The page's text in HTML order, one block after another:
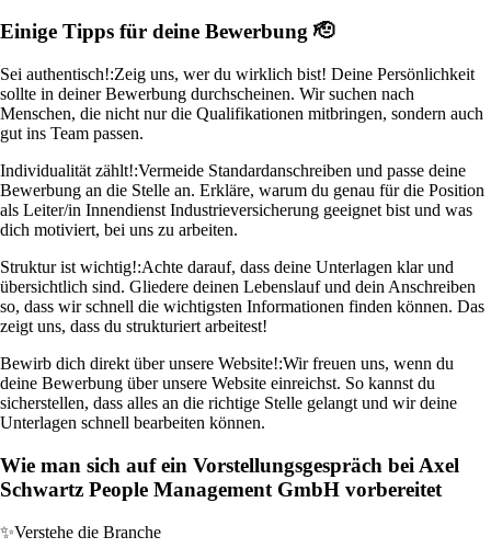
Einige Tipps für deine Bewerbung 🫡
Sei authentisch!:Zeig uns, wer du wirklich bist! Deine Persönlichkeit
sollte in deiner Bewerbung durchscheinen. Wir suchen nach
Menschen, die nicht nur die Qualifikationen mitbringen, sondern auch
gut ins Team passen.
Individualität zählt!:Vermeide Standardanschreiben und passe deine
Bewerbung an die Stelle an. Erkläre, warum du genau für die Position
als Leiter/in Innendienst Industrieversicherung geeignet bist und was
dich motiviert, bei uns zu arbeiten.
Struktur ist wichtig!:Achte darauf, dass deine Unterlagen klar und
übersichtlich sind. Gliedere deinen Lebenslauf und dein Anschreiben
so, dass wir schnell die wichtigsten Informationen finden können. Das
zeigt uns, dass du strukturiert arbeitest!
Bewirb dich direkt über unsere Website!:Wir freuen uns, wenn du
deine Bewerbung über unsere Website einreichst. So kannst du
sicherstellen, dass alles an die richtige Stelle gelangt und wir deine
Unterlagen schnell bearbeiten können.
Wie man sich auf ein Vorstellungsgespräch bei Axel
Schwartz People Management GmbH vorbereitet
✨Verstehe die Branche